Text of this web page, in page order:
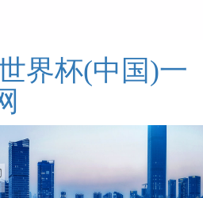
界杯(中国)一
世界杯官网,世界杯(中国)一站式服
网
简介
杯官网,世界杯(中国)一站式服务官
展示
案例